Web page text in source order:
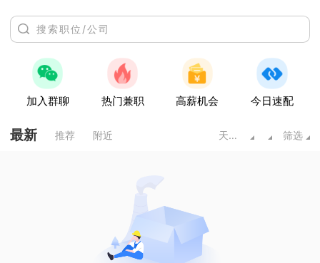
加入群聊 热门兼职 高薪机会 今日速配
最新 推荐 附近 天水甘肃 筛选